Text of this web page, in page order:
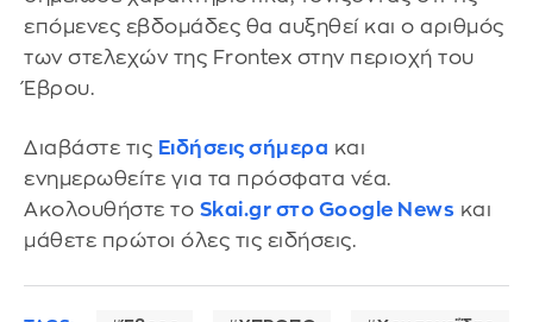
επόμενες εβδομάδες θα αυξηθεί και ο αριθμός
των στελεχών της Frontex στην περιοχή του
Έβρου.
Διαβάστε τις Ειδήσεις σήμερα και
ενημερωθείτε για τα πρόσφατα νέα.
Ακολουθήστε το Skai.gr στο Google News και
μάθετε πρώτοι όλες τις ειδήσεις.